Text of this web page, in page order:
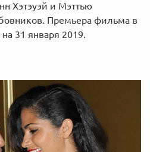
Хэтэуэй и Мэттью
Премьера фильма в
31 января 2019.